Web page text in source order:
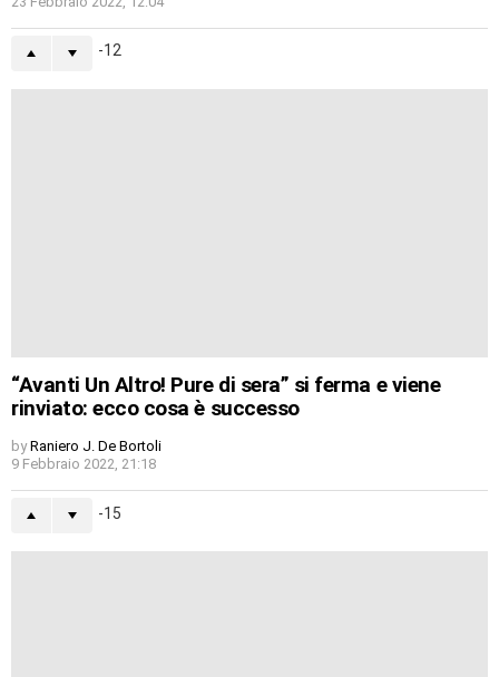
-12
“Avanti Un Altro! Pure di sera” si ferma e viene
rinviato: ecco cosa è successo
by Raniero J. De Bortoli
9 Febbraio 2022, 21:18
-15